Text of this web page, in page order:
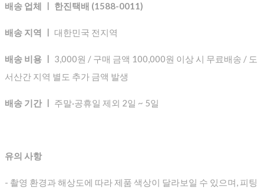
배송 업체 ㅣ 한진택배 (1588-0011)
배송 지역 ㅣ 대한민국 전지역
배송 비용 ㅣ 3,000원 / 구매 금액 100,000원 이상 시 무료배송 / 도
서산간 지역 별도 추가 금액 발생
배송 기간 ㅣ 주말·공휴일 제외 2일 ~ 5일
유의 사항
- 촬영 환경과 해상도에 따라 제품 색상이 달라보일 수 있으며, 피팅